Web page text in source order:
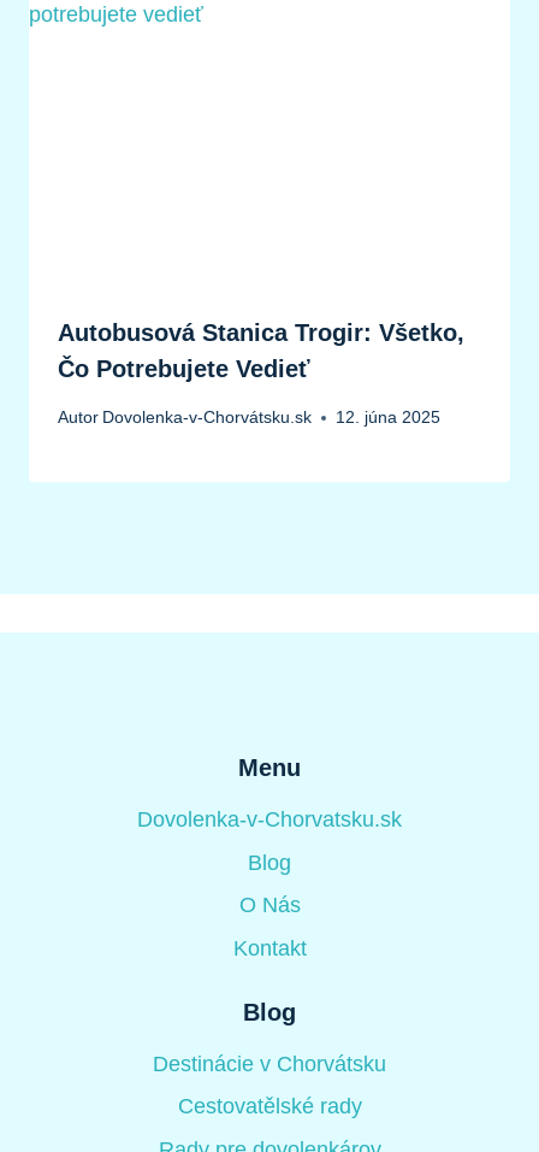
Autobusová Stanica Trogir: Všetko,
Čo Potrebujete Vedieť
Autor Dovolenka-v-Chorvátsku.sk 12. júna 2025
Menu
Dovolenka-v-Chorvatsku.sk
Blog
O Nás
Kontakt
Blog
Destinácie v Chorvátsku
Cestovatělské rady